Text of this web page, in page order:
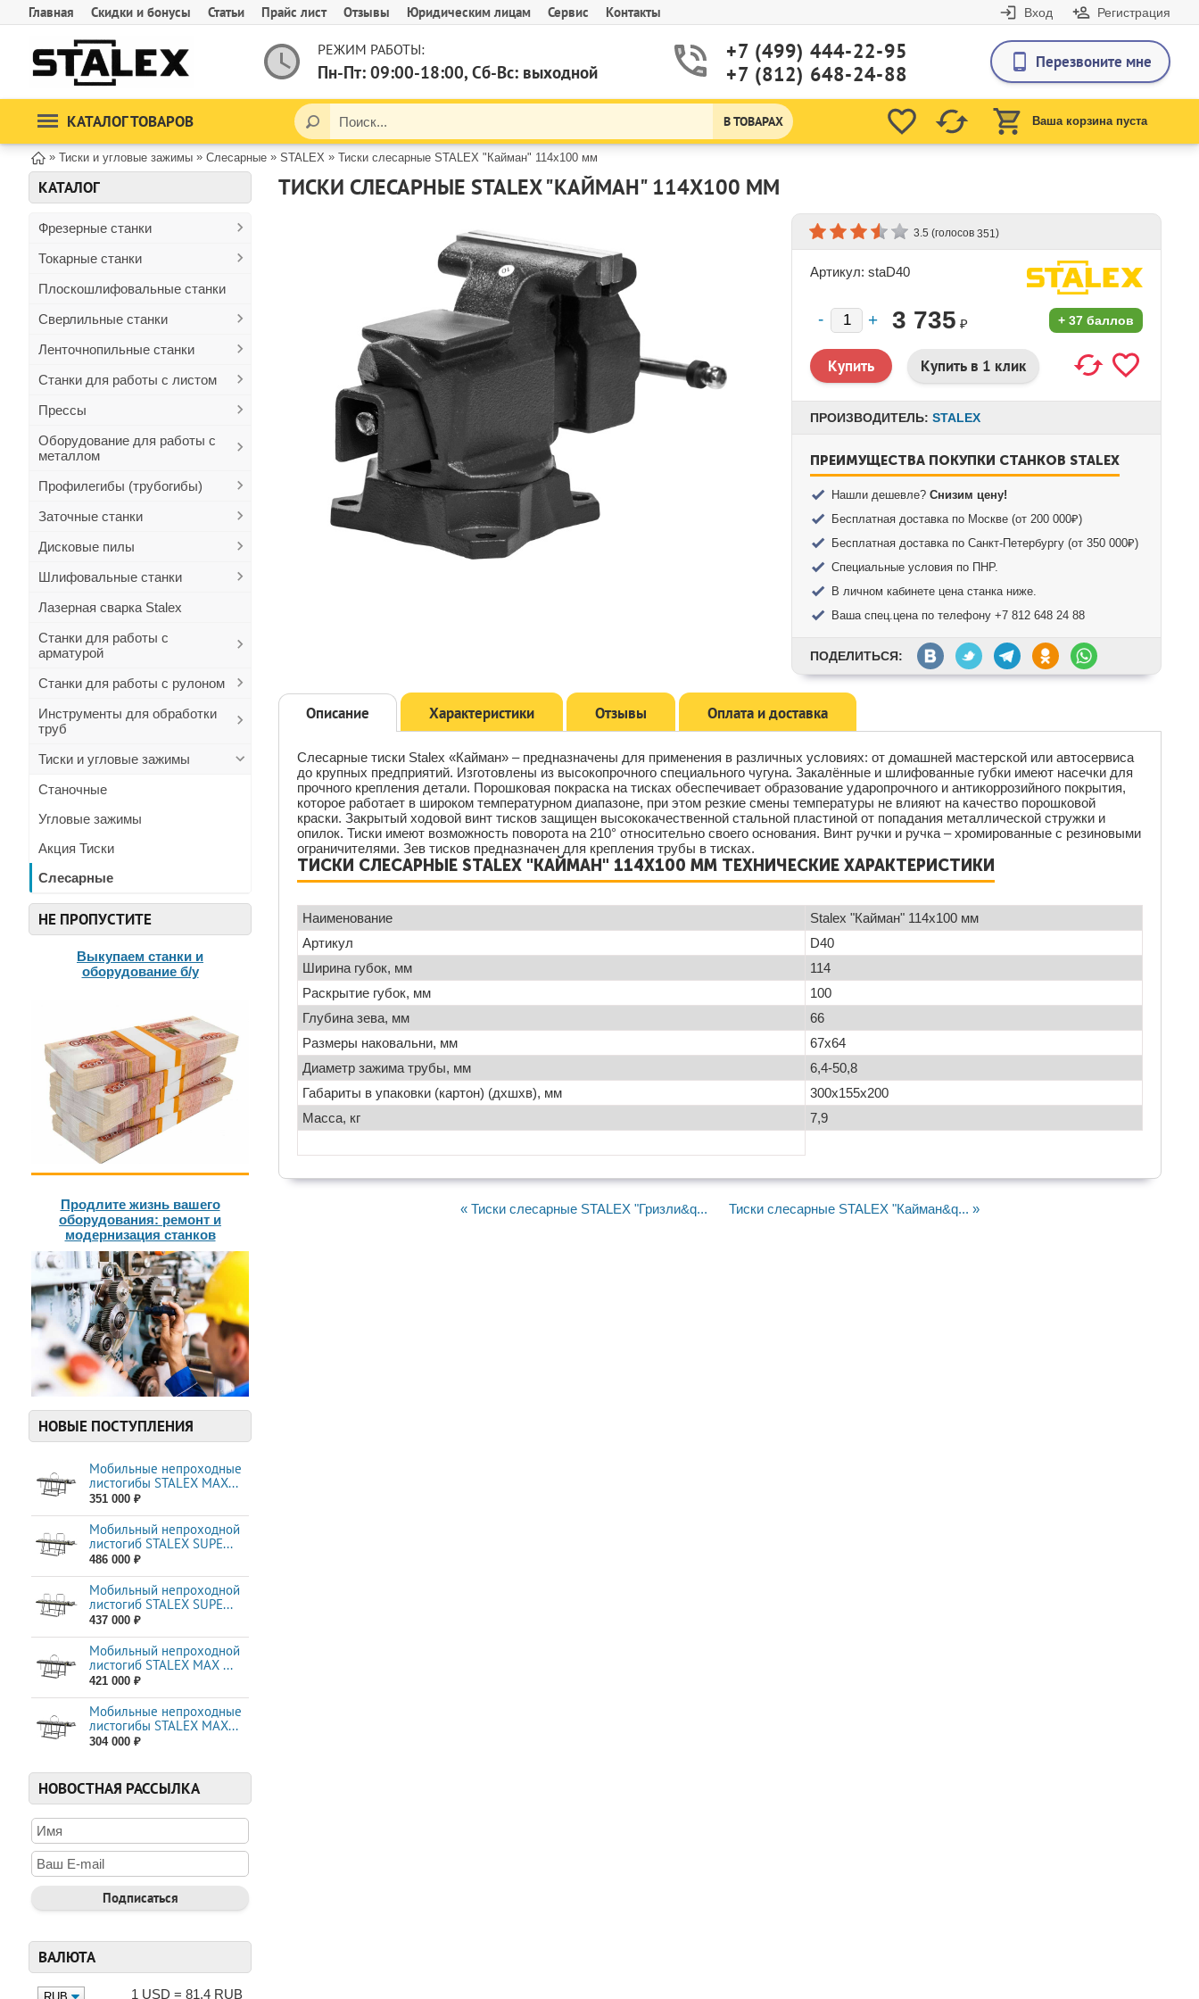
Главная Скидки и бонусы Статьи Прайс лист Отзывы Юридическим лицам Сервис Контакты Вход Регистрация
РЕЖИМ РАБОТЫ:
Пн-Пт: 09:00-18:00, Сб-Вс: выходной
+7 (499) 444-22-95
+7 (812) 648-24-88
Перезвоните мне
КАТАЛОГ ТОВАРОВ Ваша корзина пуста
В ТОВАРАХ
» Тиски и угловые зажимы » Слесарные » STALEX » Тиски слесарные STALEX "Кайман" 114х100 мм
КАТАЛОГ
Фрезерные станки
Токарные станки
Плоскошлифовальные станки
Сверлильные станки
Ленточнопильные станки
Станки для работы с листом
Прессы
Оборудование для работы с
металлом
Профилегибы (трубогибы)
Заточные станки
Дисковые пилы
Шлифовальные станки
Лазерная сварка Stalex
Станки для работы с
арматурой
Станки для работы с рулоном
Инструменты для обработки
труб
Тиски и угловые зажимы
Станочные
Угловые зажимы
Акция Тиски
Слесарные
НЕ ПРОПУСТИТЕ
Выкупаем станки и
оборудование б/у
Продлите жизнь вашего
оборудования: ремонт и
модернизация станков
НОВЫЕ ПОСТУПЛЕНИЯ
Мобильные непроходные
листогибы STALEX МАХ...
351 000 ₽
Мобильный непроходной
листогиб STALEX SUPE...
486 000 ₽
Мобильный непроходной
листогиб STALEX SUPE...
437 000 ₽
Мобильный непроходной
листогиб STALEX MAX ...
421 000 ₽
Мобильные непроходные
листогибы STALEX МАХ...
304 000 ₽
НОВОСТНАЯ РАССЫЛКА
ВАЛЮТА
1 USD = 81.4 RUB
ТИСКИ СЛЕСАРНЫЕ STALEX "КАЙМАН" 114Х100 ММ
3.5 (голосов 351 )
Артикул: staD40
3 735 ₽ + 37 баллов
Купить в 1 клик
ПРОИЗВОДИТЕЛЬ: STALEX
ПРЕИМУЩЕСТВА ПОКУПКИ СТАНКОВ STALEX
Нашли дешевле? Снизим цену!
Бесплатная доставка по Москве (от 200 000₽)
Бесплатная доставка по Санкт-Петербургу (от 350 000₽)
Специальные условия по ПНР.
В личном кабинете цена станка ниже.
Ваша спец.цена по телефону +7 812 648 24 88
ПОДЕЛИТЬСЯ:
Описание Характеристики Отзывы Оплата и доставка
Слесарные тиски Stalex «Кайман» – предназначены для применения в различных условиях: от домашней мастерской или автосервиса
до крупных предприятий. Изготовлены из высокопрочного специального чугуна. Закалённые и шлифованные губки имеют насечки для
прочного крепления детали. Порошковая покраска на тисках обеспечивает образование ударопрочного и антикоррозийного покрытия,
которое работает в широком температурном диапазоне, при этом резкие смены температуры не влияют на качество порошковой
краски. Закрытый ходовой винт тисков защищен высококачественной стальной пластиной от попадания металлической стружки и
опилок. Тиски имеют возможность поворота на 210° относительно своего основания. Винт ручки и ручка – хромированные с резиновыми
ограничителями. Зев тисков предназначен для крепления трубы в тисках.
ТИСКИ СЛЕСАРНЫЕ STALEX "КАЙМАН" 114Х100 ММ ТЕХНИЧЕСКИЕ ХАРАКТЕРИСТИКИ
Наименование
Stalex "Кайман" 114х100 мм
Артикул
D40
Ширина губок, мм
114
Раскрытие губок, мм
100
Глубина зева, мм
66
Размеры наковальни, мм
67х64
Диаметр зажима трубы, мм
6,4-50,8
Габариты в упаковки (картон) (дхшхв), мм
300х155х200
Масса, кг
7,9
« Тиски слесарные STALEX "Гризли&q... Тиски слесарные STALEX "Кайман&q... »